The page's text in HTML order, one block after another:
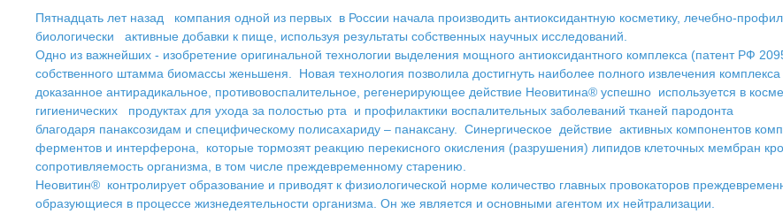
Пятнадцать лет назад компания одной из первых в России начала производить антиоксидантную косметику, лечебно-
биологически активные добавки к пище, используя результаты собственных научных исследований.
Одно из важнейших - изобретение оригинальной технологии выделения мощного антиоксидантного комплекса (патент РФ
собственного штамма биомассы женьшеня. Новая технология позволила достигнуть наиболее полного извлечения комплекса
доказанное антирадикальное, противовоспалительное, регенерирующее действие Неовитина® успешно используется в
гигиенических продуктах для ухода за полостью рта и профилактики воспалительных заболеваний тканей пародонта
благодаря панаксозидам и специфическому полисахариду – панаксану. Синергическое действие активных компонентов
ферментов и интерферона, которые тормозят реакцию перекисного окисления (разрушения) липидов клеточных мембран
сопротивляемость организма, в том числе преждевременному старению.
Неовитин® контролирует образование и приводят к физиологической норме количество главных провокаторов
образующиеся в процессе жизнедеятельности организма. Он же является и основными агентом их нейтрализации.